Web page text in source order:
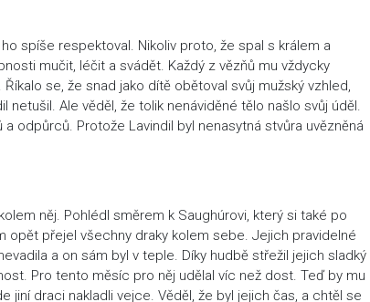
spíše respektoval. Nikoliv proto, že spal s králem a
mučit, léčit a svádět. Každý z vězňů mu vždycky
se, že snad jako dítě obětoval svůj mužský vzhled,
Ale věděl, že tolik nenáviděné tělo našlo svůj úděl.
odpůrců. Protože Lavindil byl nenasytná stvůra uvězněná
něj. Pohlédl směrem k Saughúrovi, který si také po
opět přejel všechny draky kolem sebe. Jejich pravidelné
a on sám byl v teple. Díky hudbě střežil jejich sladký
Pro tento měsíc pro něj udělal víc než dost. Teď by mu
jiní draci nakladli vejce. Věděl, že byl jejich čas, a chtěl se